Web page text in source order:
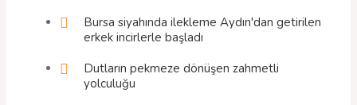
Bursa siyahında ilekleme Aydın'dan getirilen
erkek incirlerle başladı
Dutların pekmeze dönüşen zahmetli
yolculuğu